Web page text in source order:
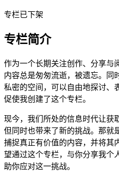
专栏已下架
专栏简介
作为一个长期关注创作、分享与
内容总是匆匆流逝，被遗忘。同
私密的空间，可以自由地探讨、
促使我创建了这个专栏。
现今，我们所处的信息时代让获
但同时也带来了新的挑战。那就
捕捉真正有价值的内容，并将其
望通过这个专栏，与你分享我个
助你应对这一挑战。